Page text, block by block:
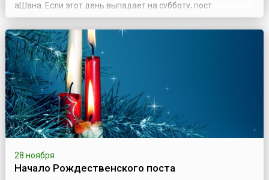
аШана. Если этот день выпадает на субботу, пост
сдвигается на воскресенье. Пост продолжается от восхода
солнца до появления первых звезд, в это время ничего не
едят и ничего не пьют.6 век до н.э. был сложным периодом
в исто...
28 ноября
Начало Рождественского поста